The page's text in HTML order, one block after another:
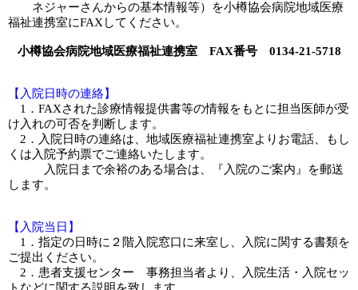
ネジャーさんからの基本情報等）を小樽協会病院地域医療
福祉連携室にFAXしてください。
小樽協会病院地域医療福祉連携室 FAX番号 0134-21-5718
【入院日時の連絡】
1．FAXされた診療情報提供書等の情報をもとに担当医師が受
け入れの可否を判断します。
2．入院日時の連絡は、地域医療福祉連携室よりお電話、もし
くは入院予約票でご連絡いたします。
入院日まで余裕のある場合は、『入院のご案内』を郵送
します。
【入院当日】
1．指定の日時に２階入院窓口に来室し、入院に関する書類を
ご提出ください。
2．患者支援センター 事務担当者より、入院生活・入院セッ